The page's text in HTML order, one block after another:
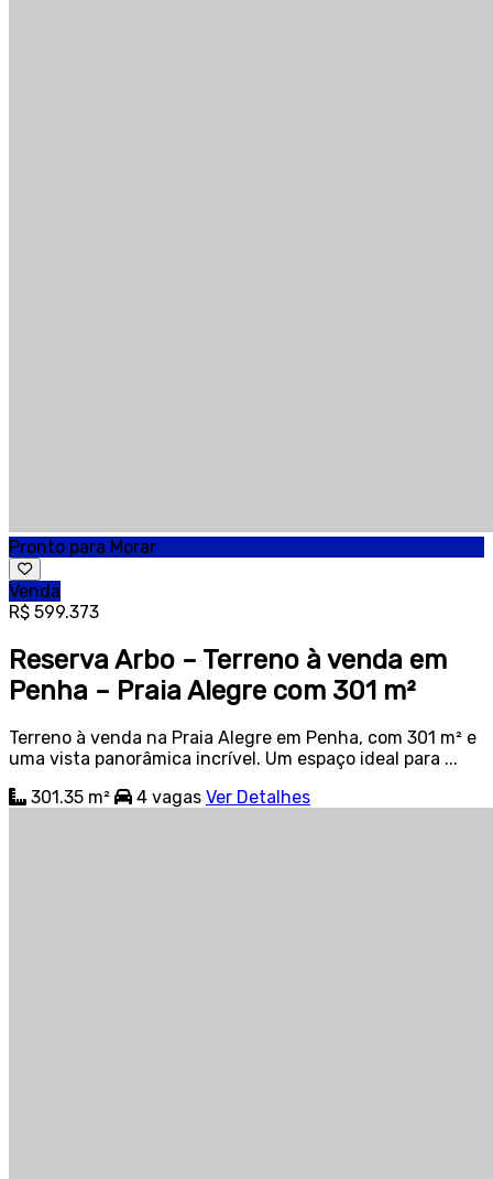
Pronto para Morar
Venda
R$ 599.373
Reserva Arbo – Terreno à venda em
Penha – Praia Alegre com 301 m²
Terreno à venda na Praia Alegre em Penha, com 301 m² e
uma vista panorâmica incrível. Um espaço ideal para ...
301.35 m²
4 vagas Ver Detalhes